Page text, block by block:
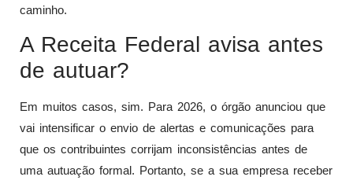
caminho.
A Receita Federal avisa antes
de autuar?
Em muitos casos, sim. Para 2026, o órgão anunciou que
vai intensificar o envio de alertas e comunicações para
que os contribuintes corrijam inconsistências antes de
uma autuação formal. Portanto, se a sua empresa receber